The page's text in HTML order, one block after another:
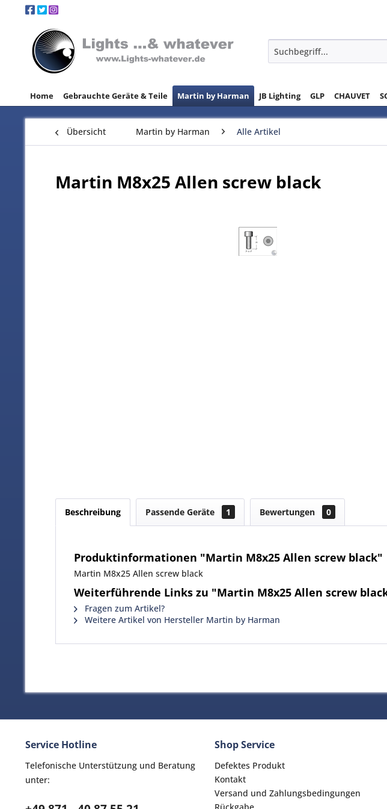
Home Gebrauchte Geräte & Teile Martin by Harman JB Lighting GLP CHAUVET
Übersicht Martin by Harman Alle Artikel
Martin M8x25 Allen screw black
Beschreibung Passende Geräte 1 Bewertungen 0
Produktinformationen "Martin M8x25 Allen screw black"
Martin M8x25 Allen screw black
Weiterführende Links zu "Martin M8x25 Allen screw
Fragen zum Artikel?
Weitere Artikel von Hersteller Martin by Harman
Service Hotline
Telefonische Unterstützung und Beratung
unter:
Shop Service
Defektes Produkt
Kontakt
Versand und Zahlungsbedingungen